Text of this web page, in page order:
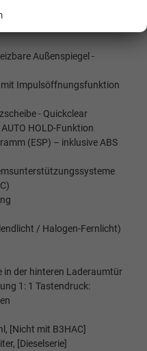
Außenspiegel -
mit Impulsöffnungsfunktion
- Quickclear
HOLD-Funktion
(ESP) – inklusive ABS
/ Halogen-Fernlicht)
in der hinteren Laderaumtür
1: 1 Tastendruck:
[Nicht mit B3HAC]
[Dieselserie]